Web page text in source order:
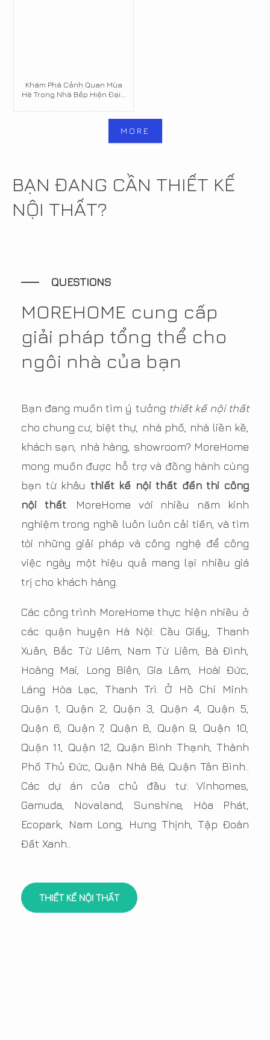
Khám Phá Cảnh Quan Mùa
Hè Trong Nhà Bếp Hiện Đại...
MORE
BẠN ĐANG CẦN THIẾT KẾ
NỘI THẤT?
QUESTIONS
MOREHOME cung cấp
giải pháp tổng thể cho
ngôi nhà của bạn
Bạn đang muốn tìm ý tưởng thiết kế nội thất
cho chung cư, biệt thự, nhà phố, nhà liền kề,
khách sạn, nhà hàng, showroom? MoreHome
mong muốn được hỗ trợ và đồng hành cùng
bạn từ khâu thiết kế nội thất đến thi công
nội thất. MoreHome với nhiều năm kinh
nghiệm trong nghề luôn luôn cải tiến, và tìm
tòi những giải pháp và công nghệ để công
việc ngày một hiệu quả mang lại nhiều giá
trị cho khách hàng.
Các công trình MoreHome thực hiện nhiều ở
các quận huyện Hà Nội: Cầu Giấy, Thanh
Xuân, Bắc Từ Liêm, Nam Từ Liêm, Bà Đình,
Hoàng Mai, Long Biên, Gia Lâm, Hoài Đức,
Láng Hòa Lạc, Thanh Trì. Ở Hồ Chí Minh:
Quận 1, Quận 2, Quận 3, Quận 4, Quận 5,
Quận 6, Quận 7, Quận 8, Quận 9, Quận 10,
Quận 11, Quận 12, Quận Bình Thạnh, Thành
Phố Thủ Đức, Quận Nhà Bè, Quận Tân Bình..
Các dự án của chủ đầu tư: Vinhomes,
Gamuda, Novaland, Sunshine, Hòa Phát,
Ecopark, Nam Long, Hưng Thịnh, Tập Đoàn
Đất Xanh..
THIẾT KẾ NỘI THẤT